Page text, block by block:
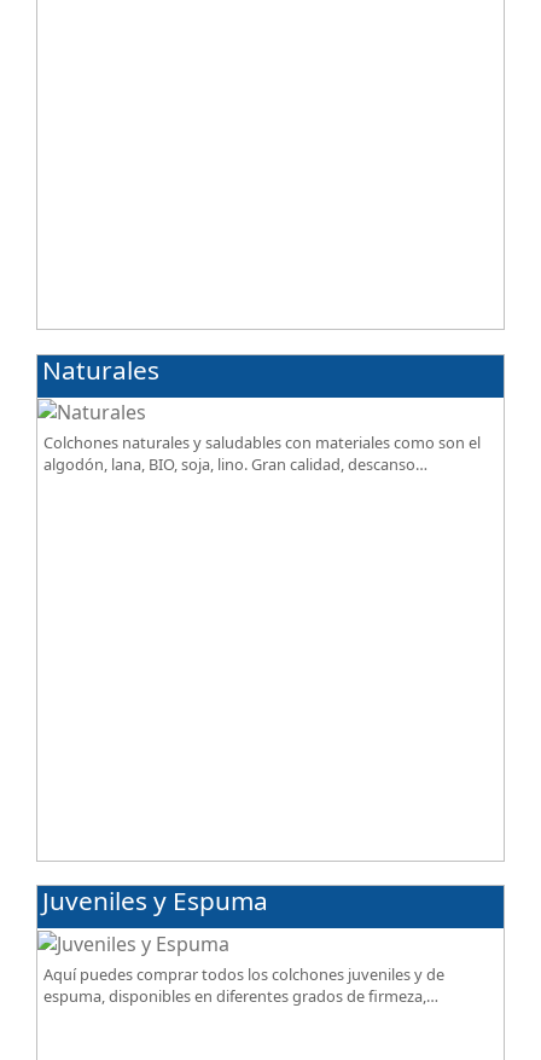
Naturales
Colchones naturales y saludables con materiales como son el
algodón, lana, BIO, soja, lino. Gran calidad, descanso
Juveniles y Espuma
Aquí puedes comprar todos los colchones juveniles y de
espuma, disponibles en diferentes grados de firmeza,